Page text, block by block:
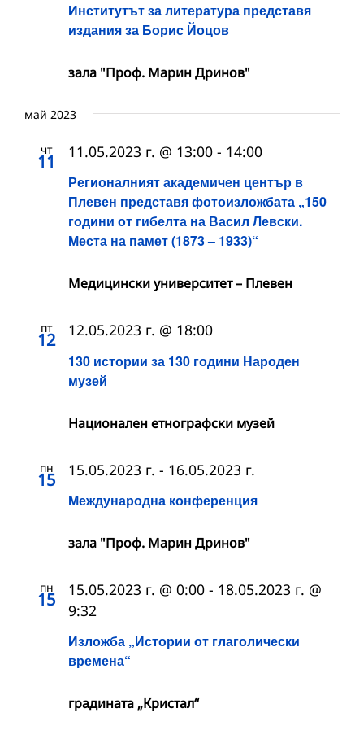
Институтът за литература представя
издания за Борис Йоцов
зала "Проф. Марин Дринов"
май 2023
чт
11
Регионалният академичен център в
Плевен представя фотоизложбата „150
години от гибелта на Васил Левски.
Места на памет (1873 – 1933)“
11.05.2023 г. @ 13:00 - 14:00
Медицински университет – Плевен
пт
12
130 истории за 130 години Народен
музей
12.05.2023 г. @ 18:00
Националeн етнографски музей
пн
15
Международна конференция
15.05.2023 г. - 16.05.2023 г.
зала "Проф. Марин Дринов"
пн
15
Изложба „Истории от глаголически
времена“
15.05.2023 г. @ 0:00 - 18.05.2023 г. @
9:32
градината „Кристал“